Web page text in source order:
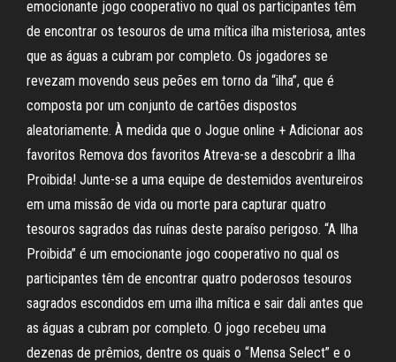
emocionante jogo cooperativo no qual os participantes têm
de encontrar os tesouros de uma mítica ilha misteriosa, antes
que as águas a cubram por completo. Os jogadores se
revezam movendo seus peões em torno da “ilha”, que é
composta por um conjunto de cartões dispostos
aleatoriamente. À medida que o Jogue online + Adicionar aos
favoritos Remova dos favoritos Atreva-se a descobrir a Ilha
Proibida! Junte-se a uma equipe de destemidos aventureiros
em uma missão de vida ou morte para capturar quatro
tesouros sagrados das ruínas deste paraíso perigoso. “A Ilha
Proibida” é um emocionante jogo cooperativo no qual os
participantes têm de encontrar quatro poderosos tesouros
sagrados escondidos em uma ilha mítica e sair dali antes que
as águas a cubram por completo. O jogo recebeu uma
dezenas de prêmios, dentre os quais o “Mensa Select” e o